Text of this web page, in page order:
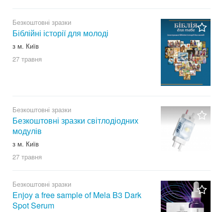
Безкоштовні зразки
Біблійні історії для молоді
з м. Київ
27 травня
Безкоштовні зразки
Безкоштовні зразки світлодіодних
модулів
з м. Київ
27 травня
Безкоштовні зразки
Enjoy a free sample of Mela B3 Dark
Spot Serum